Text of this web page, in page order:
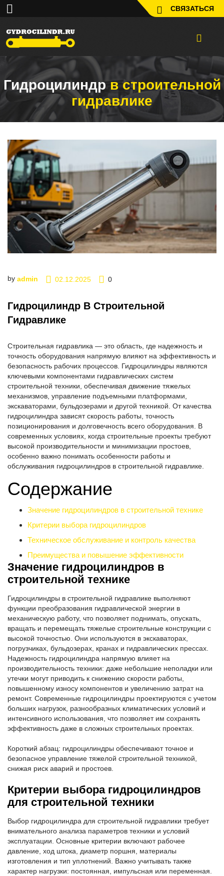
СВЯЗАТЬСЯ
Гидроцилиндрв строительной
гидравлике
by admin 02.12.2025 0
Гидроцилиндр В Строительной
Гидравлике
Строительная гидравлика — это область, где надежность и
точность оборудования напрямую влияют на эффективность и
безопасность рабочих процессов. Гидроцилиндры являются
ключевыми компонентами гидравлических систем
строительной техники, обеспечивая движение тяжелых
механизмов, управление подъемными платформами,
экскаваторами, бульдозерами и другой техникой. От качества
гидроцилиндра зависят скорость работы, точность
позиционирования и долговечность всего оборудования. В
современных условиях, когда строительные проекты требуют
высокой производительности и минимизации простоев,
особенно важно понимать особенности работы и
обслуживания гидроцилиндров в строительной гидравлике.
Содержание
Значение гидроцилиндров в строительной технике
Критерии выбора гидроцилиндров
Техническое обслуживание и контроль качества
Преимущества и повышение эффективности
Значение гидроцилиндров в
строительной технике
Гидроцилиндры в строительной гидравлике выполняют
функции преобразования гидравлической энергии в
механическую работу, что позволяет поднимать, опускать,
вращать и перемещать тяжелые строительные конструкции с
высокой точностью. Они используются в экскаваторах,
погрузчиках, бульдозерах, кранах и гидравлических прессах.
Надежность гидроцилиндра напрямую влияет на
производительность техники: даже небольшие неполадки или
утечки могут приводить к снижению скорости работы,
повышенному износу компонентов и увеличению затрат на
ремонт. Современные гидроцилиндры проектируются с учетом
больших нагрузок, разнообразных климатических условий и
интенсивного использования, что позволяет им сохранять
эффективность даже в сложных строительных проектах.
Короткий абзац: гидроцилиндры обеспечивают точное и
безопасное управление тяжелой строительной техникой,
снижая риск аварий и простоев.
Критерии выбора гидроцилиндров
для строительной техники
Выбор гидроцилиндра для строительной гидравлики требует
внимательного анализа параметров техники и условий
эксплуатации. Основные критерии включают рабочее
давление, ход штока, диаметр поршня, материалы
изготовления и тип уплотнений. Важно учитывать также
характер нагрузки: постоянная, импульсная или переменная.